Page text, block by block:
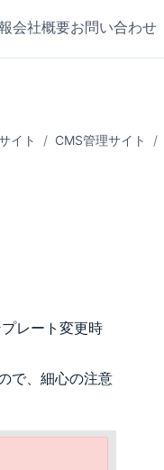
会社概要お問い合わせ
イト CMS管理サイト
レート変更時
で、細心の注意